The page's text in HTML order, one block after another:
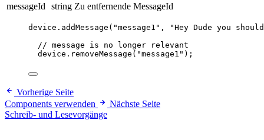
messageId
string Zu entfernende MessageId
device . addMessage ( "message1 " , "Hey Dude you
// message is no longer relevant
device . removeMessage ( "message1 " );
Vorherige Seite
Components verwenden
Nächste Seite
Schreib- und Lesevorgänge